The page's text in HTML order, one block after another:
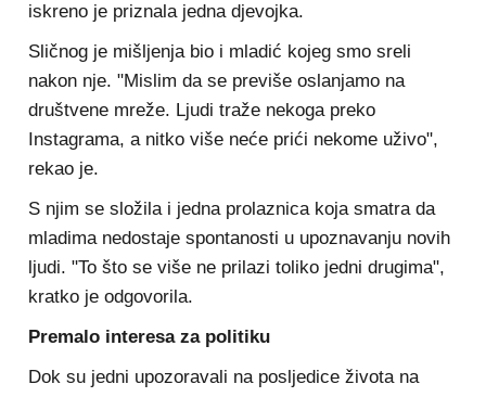
iskreno je priznala jedna djevojka.
Sličnog je mišljenja bio i mladić kojeg smo sreli
nakon nje. "Mislim da se previše oslanjamo na
društvene mreže. Ljudi traže nekoga preko
Instagrama, a nitko više neće prići nekome uživo",
rekao je.
S njim se složila i jedna prolaznica koja smatra da
mladima nedostaje spontanosti u upoznavanju novih
ljudi. "To što se više ne prilazi toliko jedni drugima",
kratko je odgovorila.
Premalo interesa za politiku
Dok su jedni upozoravali na posljedice života na